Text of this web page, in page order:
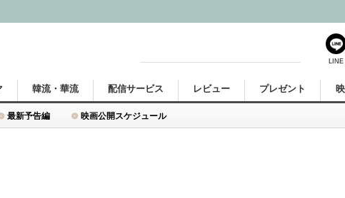
最新予告編 映画公開スケジュール
韓流・華流 配信サービス レビュー プレゼント
LINE